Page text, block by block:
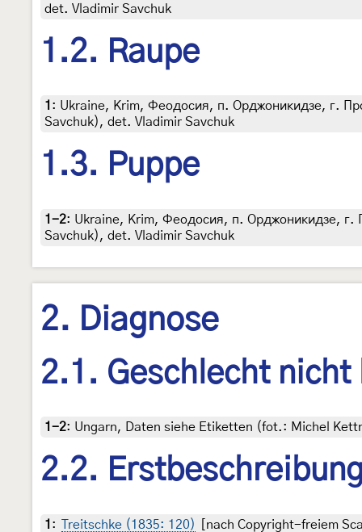
det. Vladimir Savchuk
1.2. Raupe
1 : Ukraine, Krim, Феодосия, п. Орджоникидзе, г.
Savchuk), det. Vladimir Savchuk
1.3. Puppe
1-2: Ukraine, Krim, Феодосия, п. Орджоникидзе,
Savchuk), det. Vladimir Savchuk
2. Diagnose
2.1. Geschlecht nicht
1-2: Ungarn, Daten siehe Etiketten (fot.: Michel
2.2.
1 : Treitschke (1835: 120) [nach Copyright-freiem